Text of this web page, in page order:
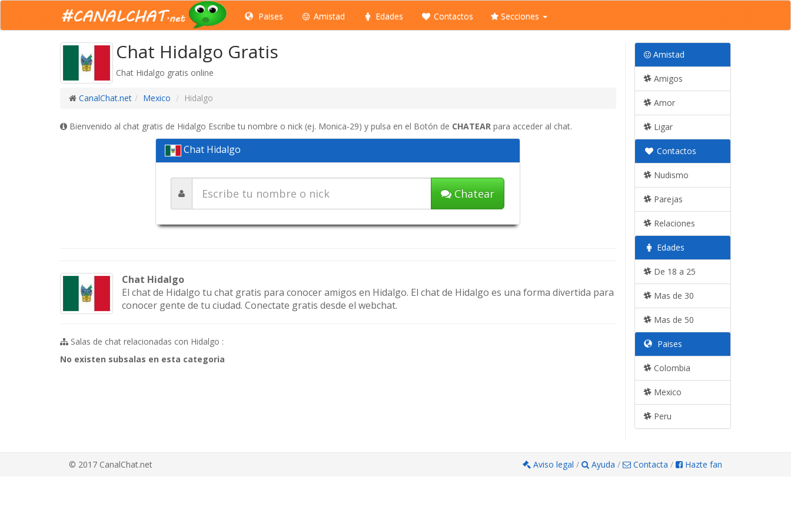
Paises Amistad Edades Contactos Secciones
Chat Hidalgo Gratis
Chat Hidalgo gratis online
CanalChat.net Mexico Hidalgo
Bienvenido al chat gratis de Hidalgo Escribe tu nombre o nick (ej. Monica-29) y pulsa en el Botón de CHATEAR para acceder al chat.
Chat Hidalgo
Chatear
Chat Hidalgo
El chat de Hidalgo tu chat gratis para conocer amigos en Hidalgo. El chat de Hidalgo es una forma divertida para
conocer gente de tu ciudad. Conectate gratis desde el webchat.
Salas de chat relacionadas con Hidalgo :
No existen subsalas en esta categoria
Amistad
Amigos
Amor
Ligar
Contactos
Nudismo
Parejas
Relaciones
Edades
De 18 a 25
Mas de 30
Mas de 50
Paises
Colombia
Mexico
Peru
© 2017 CanalChat.net Aviso legal / Ayuda / Contacta / Hazte fan